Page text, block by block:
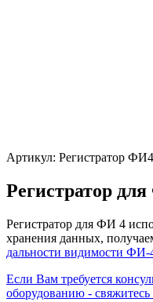
Артикул: Регистратор
Регистратор
Регистратор для ФИ 4
хранения данных,
дальности видимости ФИ-
Если Вам требуется
оборудованию -